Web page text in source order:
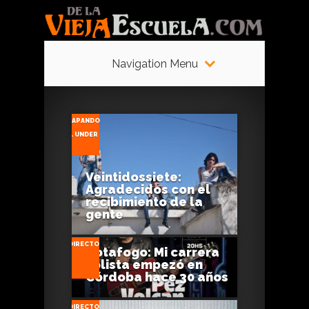
Navigation Menu
AGO
05
ESCAPANDO
DEL UNDER
Veintidossiete:
Agradecidos con el
recibimiento de la
gente
AGO
EN DIRECTO
0
Botafogo: Mi carrera
solista empezó en
Córdoba hace 30 años
AGO
EN DIRECTO